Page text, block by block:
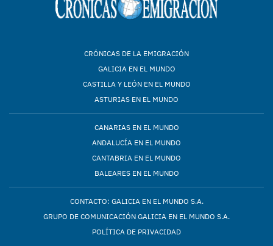
CRÓNICAS DE LA EMIGRACIÓN
GALICIA EN EL MUNDO
CASTILLA Y LEÓN EN EL MUNDO
ASTURIAS EN EL MUNDO
CANARIAS EN EL MUNDO
ANDALUCÍA EN EL MUNDO
CANTABRIA EN EL MUNDO
BALEARES EN EL MUNDO
CONTACTO: GALICIA EN EL MUNDO S.A.
GRUPO DE COMUNICACIÓN GALICIA EN EL MUNDO S.A.
POLÍTICA DE PRIVACIDAD